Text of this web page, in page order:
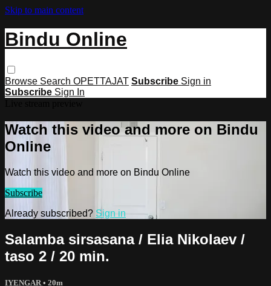
Skip to main content
Bindu Online
Browse Search OPETTAJAT Subscribe Sign in
Subscribe Sign In
Watch this video and more on Bindu
Online
Watch this video and more on Bindu Online
Subscribe
Already subscribed? Sign in
Salamba sirsasana / Elia Nikolaev /
taso 2 / 20 min.
IYENGAR • 20m